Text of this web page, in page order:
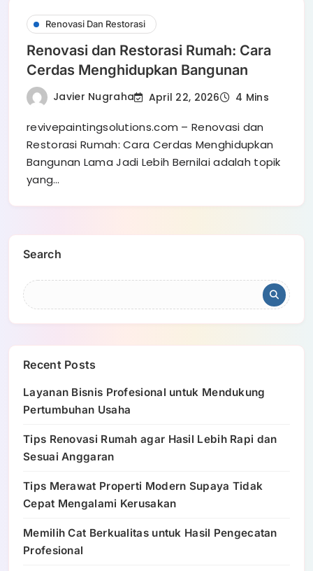
Renovasi Dan Restorasi
Renovasi dan Restorasi Rumah: Cara
Cerdas Menghidupkan Bangunan
Javier Nugraha April 22, 2026 4 Mins
revivepaintingsolutions.com – Renovasi dan
Restorasi Rumah: Cara Cerdas Menghidupkan
Bangunan Lama Jadi Lebih Bernilai adalah topik
yang…
Search
Recent Posts
Layanan Bisnis Profesional untuk Mendukung
Pertumbuhan Usaha
Tips Renovasi Rumah agar Hasil Lebih Rapi dan
Sesuai Anggaran
Tips Merawat Properti Modern Supaya Tidak
Cepat Mengalami Kerusakan
Memilih Cat Berkualitas untuk Hasil Pengecatan
Profesional